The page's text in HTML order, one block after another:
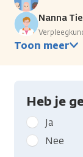
Nanna
Toon meer
Heb je
Geef
kanker.nl
feedback:
Ja
Nee